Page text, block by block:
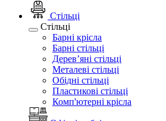
Стільці
Стільці
Барні крісла
Барні стільці
Дерев’яні стільці
Металеві стільці
Обідні стільці
Пластикові стільці
Комп'ютерні крісла